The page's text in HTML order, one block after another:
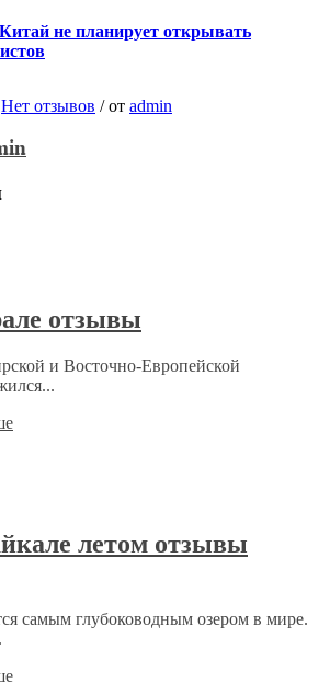
Китай не планирует открывать
Нет отзывов /от admin
отзывы
и Восточно-Европейской
летом отзывы
самым глубоководным озером в мире.